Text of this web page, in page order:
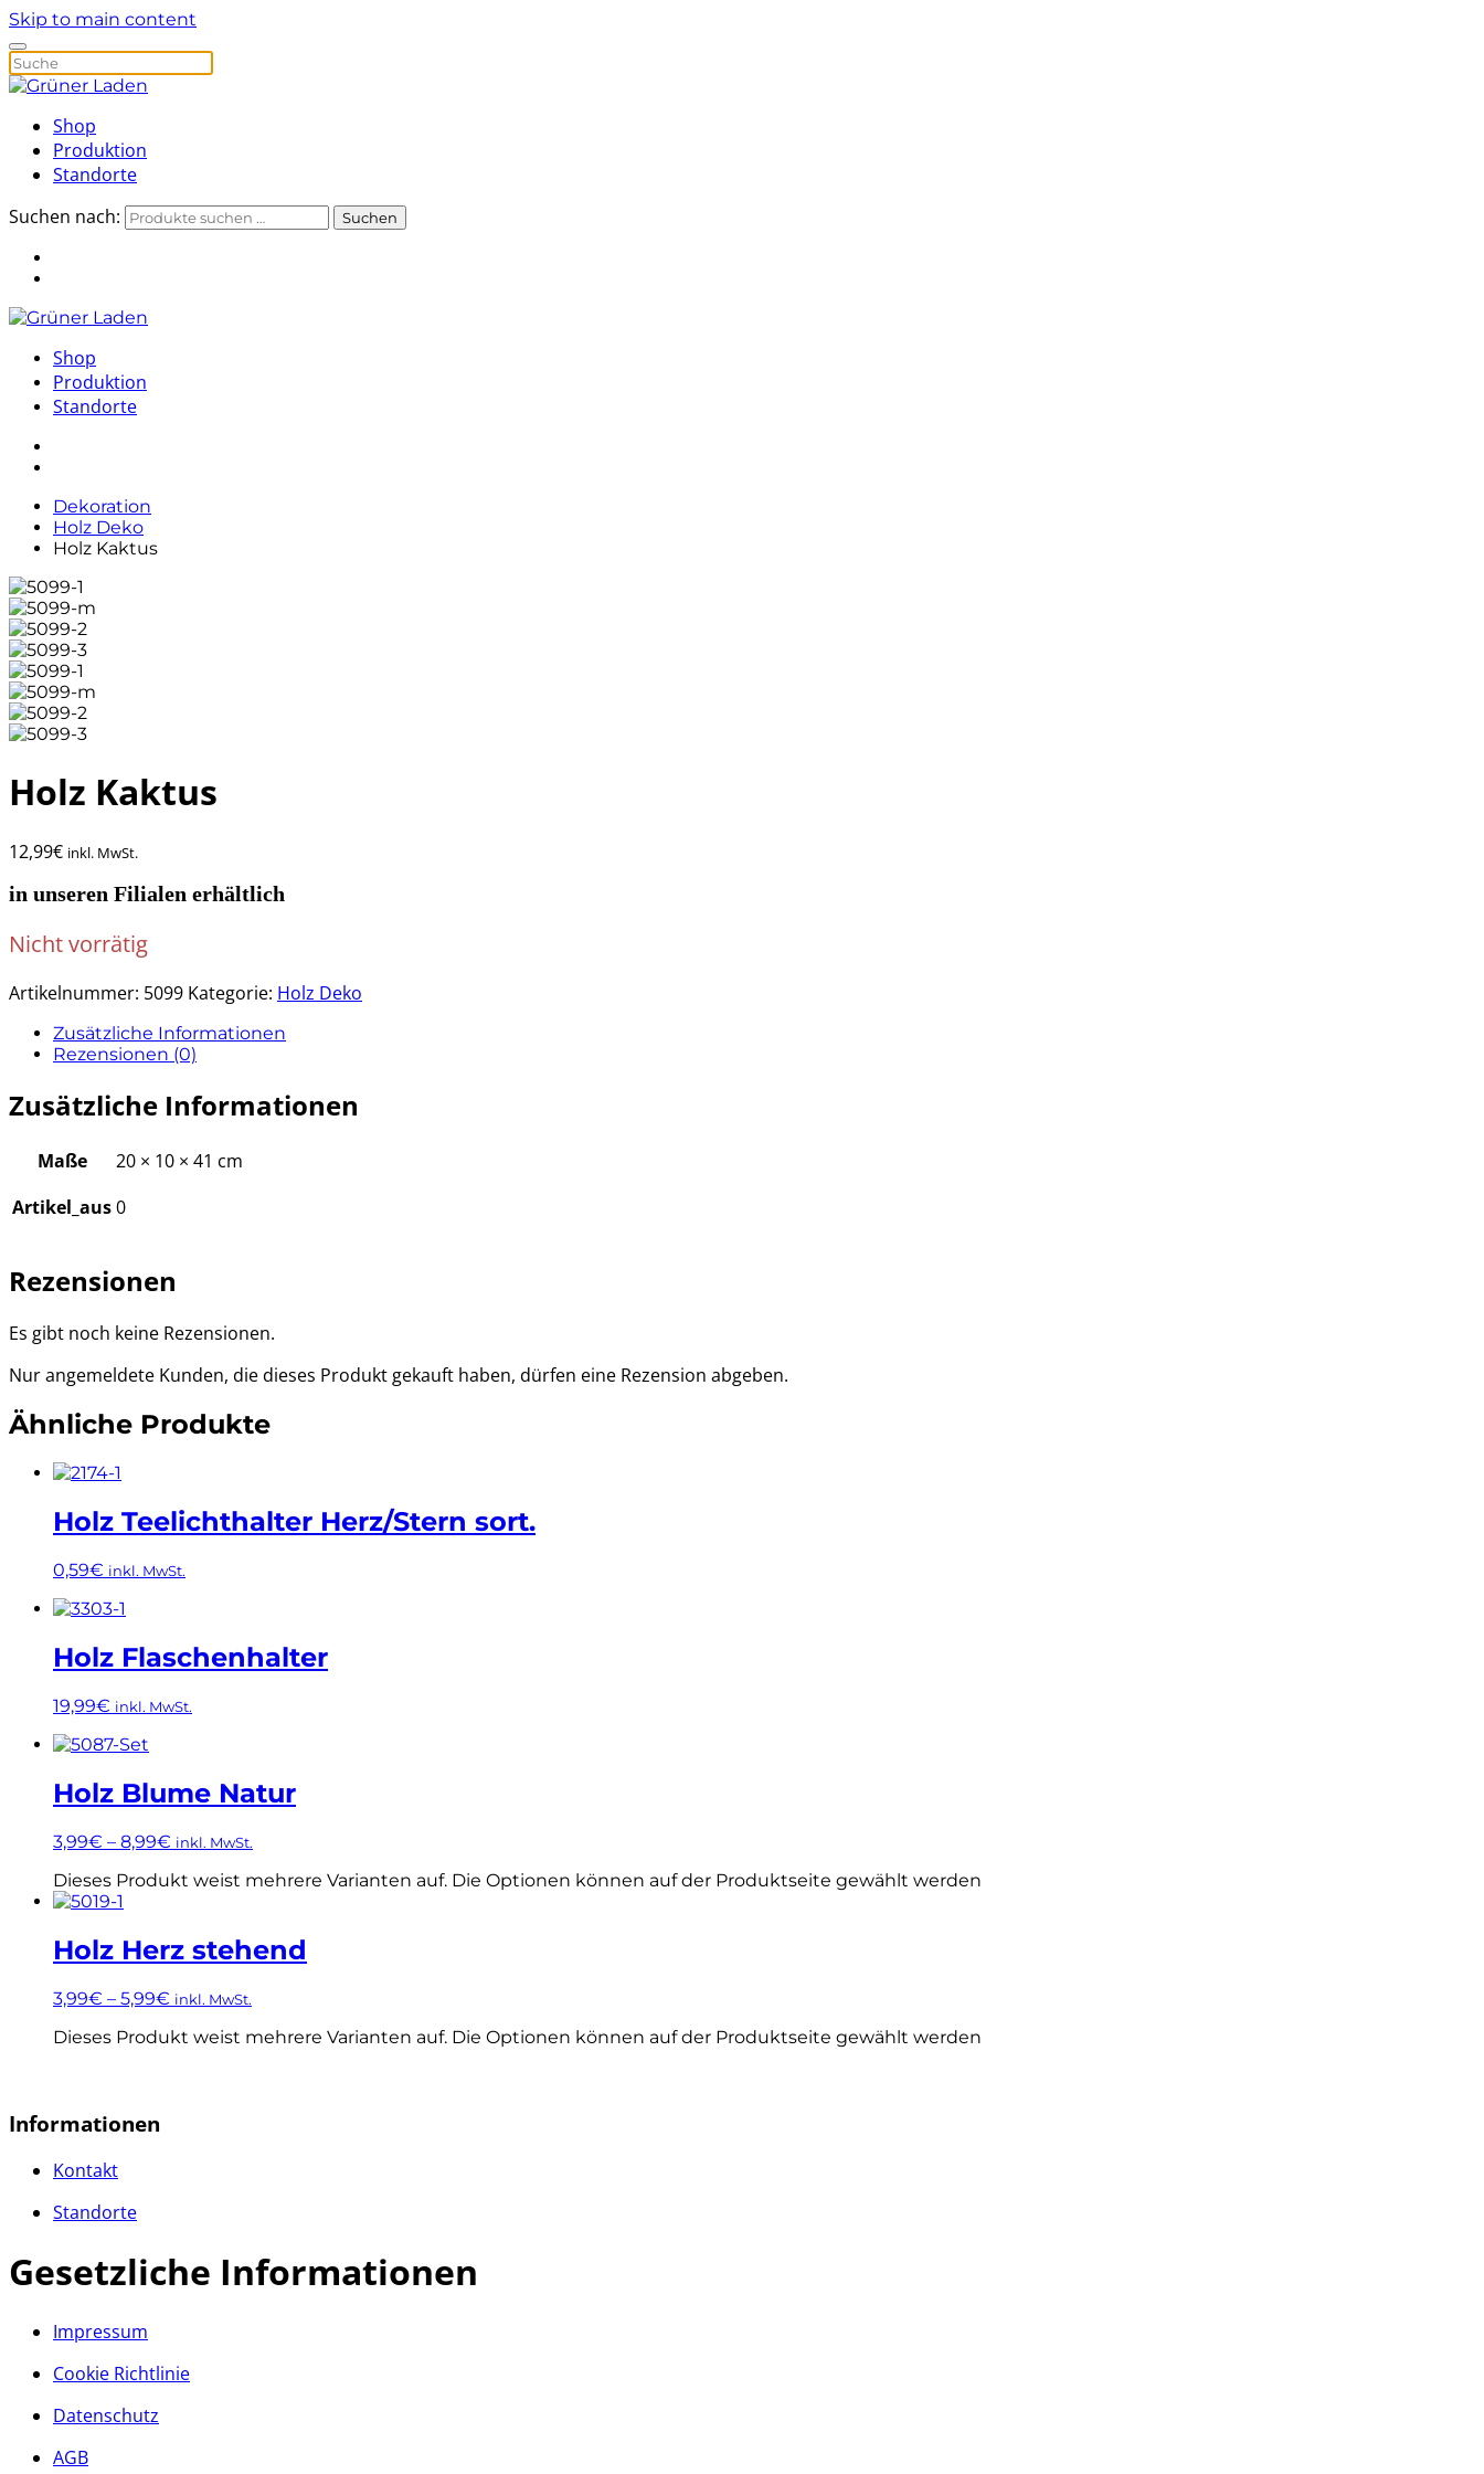
Skip to main content
Shop
Produktion
Standorte
Suchen nach:
Suchen
Shop
Produktion
Standorte
Dekoration
Holz Deko
Holz Kaktus
Holz Kaktus
12,99€ inkl. MwSt.
in unseren Filialen erhältlich
Nicht vorrätig
Artikelnummer: 5099 Kategorie: Holz Deko
Zusätzliche Informationen
Rezensionen (0)
Zusätzliche Informationen
Maße
20 × 10 × 41 cm
Artikel_aus0
Rezensionen
Es gibt noch keine Rezensionen.
Nur angemeldete Kunden, die dieses Produkt gekauft haben, dürfen eine Rezension abgeben.
Ähnliche Produkte
Holz Teelichthalter Herz/Stern sort.
0,59€ inkl. MwSt.
Holz Flaschenhalter
19,99€ inkl. MwSt.
Holz Blume Natur
3,99€ – 8,99€ inkl. MwSt.
Dieses Produkt weist mehrere Varianten auf. Die Optionen können auf der Produktseite gewählt werden
Holz Herz stehend
3,99€ – 5,99€ inkl. MwSt.
Dieses Produkt weist mehrere Varianten auf. Die Optionen können auf der Produktseite gewählt werden
Informationen
Kontakt
Standorte
Gesetzliche Informationen
Impressum
Cookie Richtlinie
Datenschutz
AGB